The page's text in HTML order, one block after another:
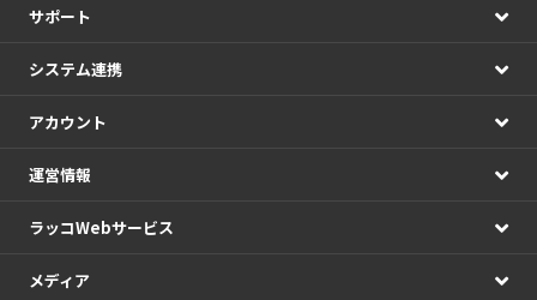
サポート
システム連携
アカウント
運営情報
ラッコWebサービス
メディア